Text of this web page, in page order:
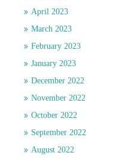
April 2023
March 2023
February 2023
January 2023
December 2022
November 2022
October 2022
September 2022
August 2022